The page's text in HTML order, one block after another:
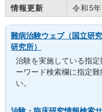
情報更新
令和5
難病治験ウェブ（国立研
研究所）
治験を実施している指
ーワード検索欄に指定
い。